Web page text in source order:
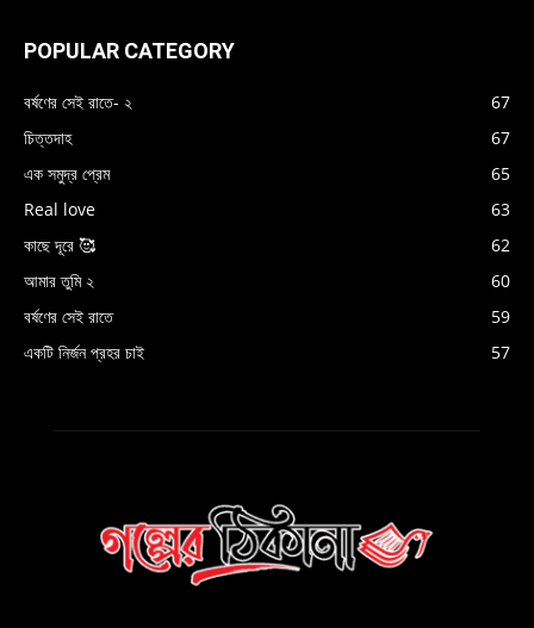
POPULAR CATEGORY
বর্ষণের সেই রাতে- ২
67
চিত্তদাহ
67
এক সমুদ্র প্রেম
65
Real love
63
কাছে দূরে 🥰
62
আমার তুমি ২
60
বর্ষণের সেই রাতে
59
একটি নির্জন প্রহর চাই
57